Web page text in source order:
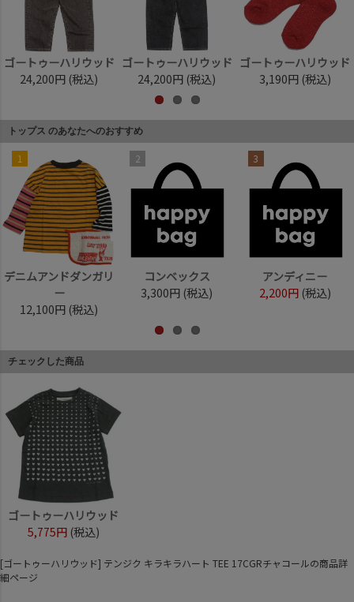
ゴートゥーハリウッド
24,200円 (税込)
ゴートゥーハリウッド
24,200円 (税込)
ゴートゥーハリウッド
3,190円 (税込)
トップス のあなたへのおすすめ
1
デニムアンドダンガリ
ー
12,100円 (税込)
2
コンベックス
3,300円 (税込)
3
アンディニー
2,200円 (税込)
チェックした商品
ゴートゥーハリウッド
5,775円 (税込)
[ゴートゥーハリウッド] テンジク キラキラハート TEE 17CGRチャコールの商品詳
細ページ